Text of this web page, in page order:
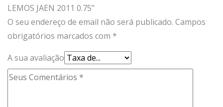
LEMOS JAEN 2011 0.75”
O seu endereço de email não será publicado. Campos
obrigatórios marcados com *
A sua avaliação